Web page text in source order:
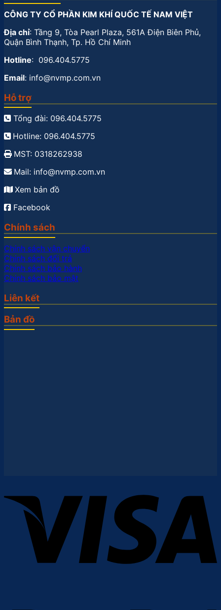
CÔNG TY CỔ PHẦN KIM KHÍ QUỐC TẾ NAM VIỆT
Địa chỉ: Tầng 9, Tòa Pearl Plaza, 561A Điện Biên Phủ,
Quận Bình Thạnh, Tp. Hồ Chí Minh
Hotline: 096.404.5775
Email: info@nvmp.com.vn
Hỗ trợ
Tổng đài: 096.404.5775
Hotline: 096.404.5775
MST: 0318262938
Mail: info@nvmp.com.vn
Xem bản đồ
Facebook
Chính sách
Chính sách vận chuyển
Chính sách đổi trả
Chính sách bảo hành
Chính sách bảo mật
Liên kết
Bản đồ